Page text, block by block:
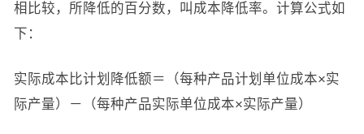
相比较，所降低的百分数，叫成本降低率。计算公式如
下：
实际成本比计划降低额＝（每种产品计划单位成本×实
际产量）－（每种产品实际单位成本×实际产量）